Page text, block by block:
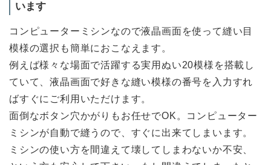
います
コンピューターミシンなので液晶画面を使って縫い目
模様の選択も簡単におこなえます。
例えば様々な場面で活躍する実用ぬい20模様を搭載し
ていて、液晶画面で好きな縫い模様の番号を入力すれ
ばすぐにご利用いただけます。
面倒なボタン穴かがりもお任せでOK。コンピューター
ミシンが自動で縫うので、すぐに出来てしまいます。
ミシンの使い方を間違えて壊してしまわないか不安、